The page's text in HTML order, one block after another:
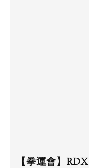
【拳運會】RDX